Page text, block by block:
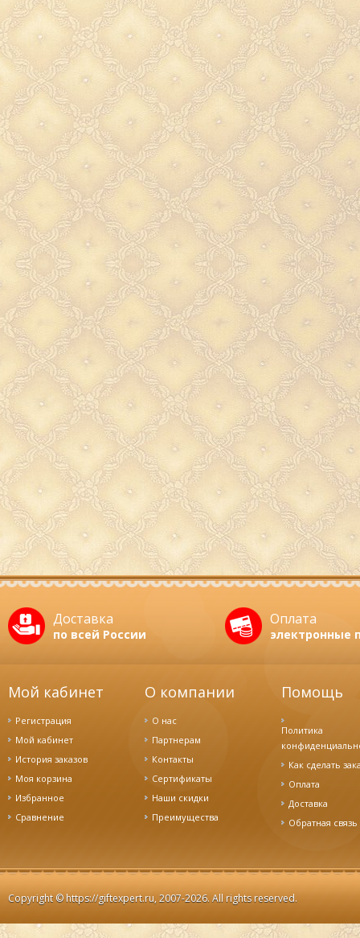
Доставка
по всей России
Оплата
электронные
Мой кабинет
Регистрация
Мой кабинет
История заказов
Моя корзина
Избранное
Cравнение
О компании
О нас
Партнерам
Контакты
Сертификаты
Наши скидки
Преимущества
Помощь
Политика
Как сделать
Оплата
Доставка
Обратная связь
Copyright ©https://giftexpert.ru, 2007-2026. All rights reserved.